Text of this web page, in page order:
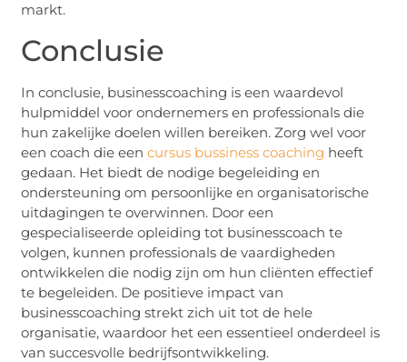
markt.
Conclusie
In conclusie, businesscoaching is een waardevol
hulpmiddel voor ondernemers en professionals die
hun zakelijke doelen willen bereiken. Zorg wel voor
een coach die eencursus bussiness coaching heeft
gedaan. Het biedt de nodige begeleiding en
ondersteuning om persoonlijke en organisatorische
uitdagingen te overwinnen. Door een
gespecialiseerde opleiding tot businesscoach te
volgen, kunnen professionals de vaardigheden
ontwikkelen die nodig zijn om hun cliënten effectief
te begeleiden. De positieve impact van
businesscoaching strekt zich uit tot de hele
organisatie, waardoor het een essentieel onderdeel is
van succesvolle bedrijfsontwikkeling.